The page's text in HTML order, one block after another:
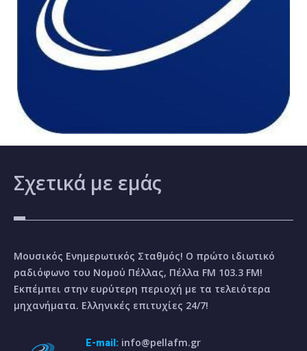
Σχετικά με εμάς
Μουσικός Ενημερωτικός Σταθμός! Ο πρώτο ιδιωτικό
ραδιόφωνο του Νομού Πέλλας, Πέλλα FM 103.3 FM!
Εκπέμπει στην ευρύτερη περιοχή με τα τελειότερα
μηχανήματα. Ελληνικές επιτυχίες 24/7!
E-mail: info@pellafm.gr